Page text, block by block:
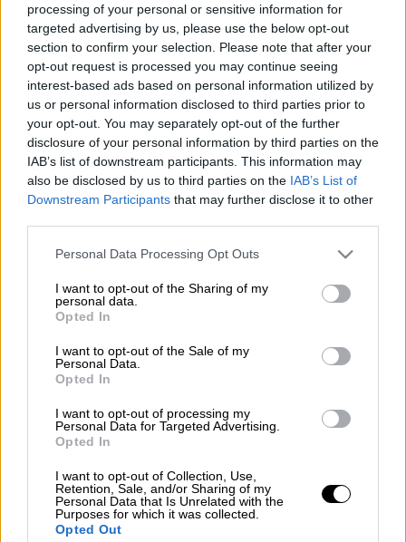
processing of your personal or sensitive information for
targeted advertising by us, please use the below opt-out
section to confirm your selection. Please note that after your
opt-out request is processed you may continue seeing
interest-based ads based on personal information utilized by
us or personal information disclosed to third parties prior to
your opt-out. You may separately opt-out of the further
disclosure of your personal information by third parties on the
IAB’s list of downstream participants. This information may
also be disclosed by us to third parties on the IAB’s List of
Downstream Participants that may further disclose it to other
Please note that this website/app uses one or more Google
not limited to your visit or usage behaviour. You may click to
grant or deny consent to Google and its third-party tags to
use your data for below specified purposes in below Google
consent section.
Personal Data Processing Opt Outs
I want to opt-out of the Sharing of my
personal data.
Opted In
I want to opt-out of the Sale of my
Personal Data.
Opted In
I want to opt-out of processing my
Personal Data for Targeted Advertising.
Opted In
I want to opt-out of Collection, Use,
Retention, Sale, and/or Sharing of my
Personal Data that Is Unrelated with the
Purposes for which it was collected.
Opted Out
Προσθέστε το ΕΘΝΟΣ στη Google
Καραμπόλα με την εμπλοκή 7 αυτοκινήτων
σημειώθηκε το απόγευμα Παρασκευής 8
Νοεμβρίου στηΘεσσαλονίκη.
Τοτροχαίοσυνέβη στορεύμα εισόδουστη
Μουδανίωνστο ύψος του Cosmos, σύμφωνα
με τοtyposthes.
ΔΙΑΒΑΣΤΕ ΕΠΙΣΗΣ
Ελλάδα|08.11.2024 18:49
Αμπελόκηποι: Αυτά είναι τα 3 άτομα
που συνελήφθησαν μετά την έκρηξη
στο διαμέρισμα
Ελλάδα|08.11.2024 20:52
Φωτιά τώρα στην Πολυτεχνειούπολη
- Συναγερμός στην Πυροσβεστική